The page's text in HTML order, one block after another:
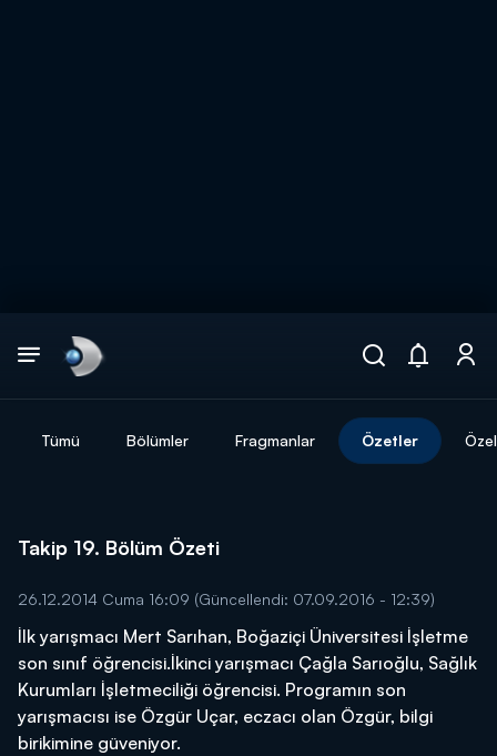
Tümü Bölümler Fragmanlar Özetler
Takip 19. Bölüm Özeti
26.12.2014 Cuma 16:09 (Güncellendi: 07.09.2016 - 12:39)
İlk yarışmacı Mert Sarıhan, Boğaziçi Üniversitesi İşletme
son sınıf öğrencisi.İkinci yarışmacı Çağla Sarıoğlu, Sağlık
Kurumları İşletmeciliği öğrencisi. Programın son
yarışmacısı ise Özgür Uçar, eczacı olan Özgür, bilgi
birikimine güveniyor.